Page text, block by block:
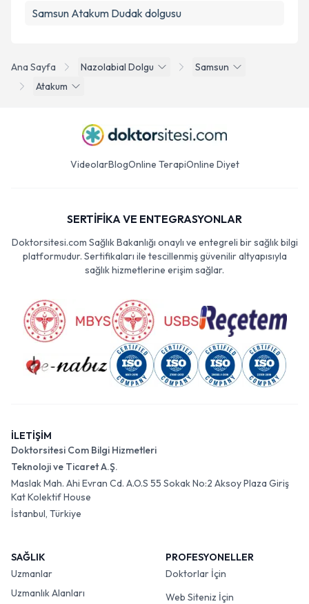
Ana Sayfa Nazolabial Dolgu
Samsun
Atakum
Samsun Atakum Dudak dolgusu
VideolarBlogOnline TerapiOnline Diyet
SERTİFİKA VE ENTEGRASYONLAR
Doktorsitesi.com Sağlık Bakanlığı onaylı ve entegreli bir sağlık bilgi
platformudur. Sertifikaları ile tescillenmiş güvenilir altyapısıyla
sağlık hizmetlerine erişim sağlar.
İLETİŞİM
Doktorsitesi Com Bilgi Hizmetleri
Teknoloji ve Ticaret A.Ş.
Maslak Mah. Ahi Evran Cd. A.O.S 55 Sokak No:2 Aksoy Plaza Giriş
Kat Kolektif House
İstanbul, Türkiye
SAĞLIK
Uzmanlar
Uzmanlık Alanları
PROFESYONELLER
Doktorlar İçin
Web Siteniz İçin